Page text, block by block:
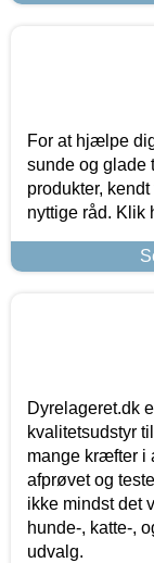
For at hjælpe
sunde og glade
produkter,
nyttige råd. Klik
Dyrelageret.dk
kvalitetsudstyr
mange kræfter i
afprøvet og
ikke mindst det
hunde-, katte-,
udvalg.